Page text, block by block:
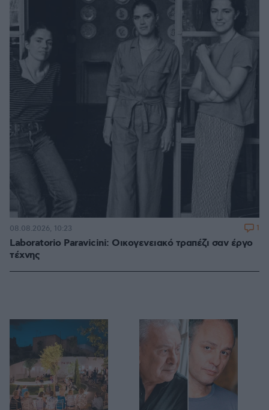
Laboratorio Paravicini: Οικογενειακό τραπέζι σαν έργο
τέχνης
08.08.2026, 10:23 1